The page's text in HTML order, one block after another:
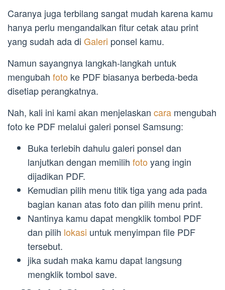
Caranya juga terbilang sangat mudah karena kamu
hanya perlu mengandalkan fitur cetak atau print
yang sudah ada di Galeri ponsel kamu.
Namun sayangnya langkah-langkah untuk
mengubah foto ke PDF biasanya berbeda-beda
disetiap perangkatnya.
Nah, kali ini kami akan menjelaskan cara mengubah
foto ke PDF melalui galeri ponsel Samsung:
Buka terlebih dahulu galeri ponsel dan
lanjutkan dengan memilih foto yang ingin
dijadikan PDF.
Kemudian pilih menu titik tiga yang ada pada
bagian kanan atas foto dan pilih menu print.
Nantinya kamu dapat mengklik tombol PDF
dan pilih lokasi untuk menyimpan file PDF
tersebut.
jika sudah maka kamu dapat langsung
mengklik tombol save.